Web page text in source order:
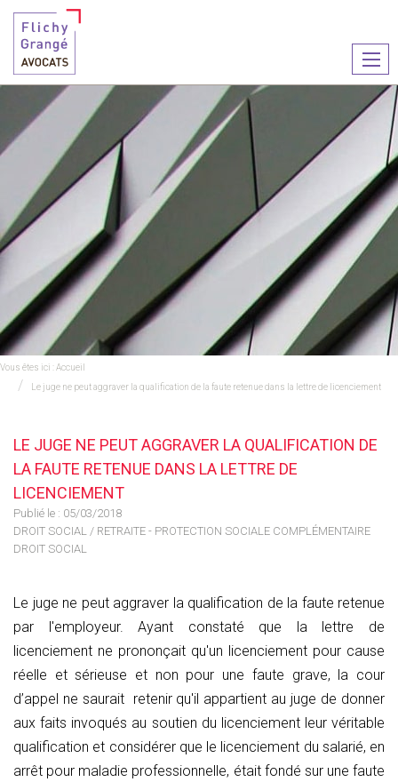
le
Vous êtes ici :Accueil
Le juge ne peut aggraver la qualification de la faute retenue dans la lettre de licenciement
LE JUGE NE PEUT AGGRAVER LA QUALIFICATION DE
LA FAUTE RETENUE DANS LA LETTRE DE
LICENCIEMENT
Publié le : 05/03/2018
DROIT SOCIAL / RETRAITE - PROTECTION SOCIALE COMPLÉMENTAIRE
DROIT SOCIAL
Le juge ne peut aggraver la qualification de la faute retenue
par l'employeur. Ayant constaté que la lettre de
licenciement ne prononçait qu'un licenciement pour cause
réelle et sérieuse et non pour une faute grave, la cour
d’appel ne saurait retenir qu'il appartient au juge de donner
aux faits invoqués au soutien du licenciement leur véritable
qualification et considérer que le licenciement du salarié, en
arrêt pour maladie professionnelle, était fondé sur une faute